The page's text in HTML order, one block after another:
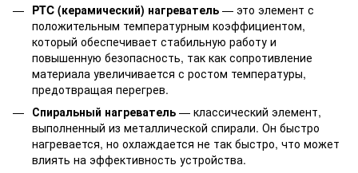
PTC (керамический) нагреватель — это элемент с
положительным температурным коэффициентом,
который обеспечивает стабильную работу и
повышенную безопасность, так как сопротивление
материала увеличивается с ростом температуры,
предотвращая перегрев.
Спиральный нагреватель — классический элемент,
выполненный из металлической спирали. Он быстро
нагревается, но охлаждается не так быстро, что может
влиять на эффективность устройства.